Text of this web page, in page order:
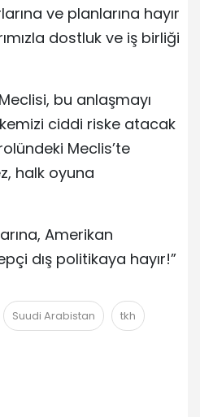
ve planlarına hayır
dostluk ve iş birliği
bu anlaşmayı
ciddi riske atacak
Meclis’te
halk oyuna
Amerikan
dış politikaya hayır!”
Suudi Arabistan tkh